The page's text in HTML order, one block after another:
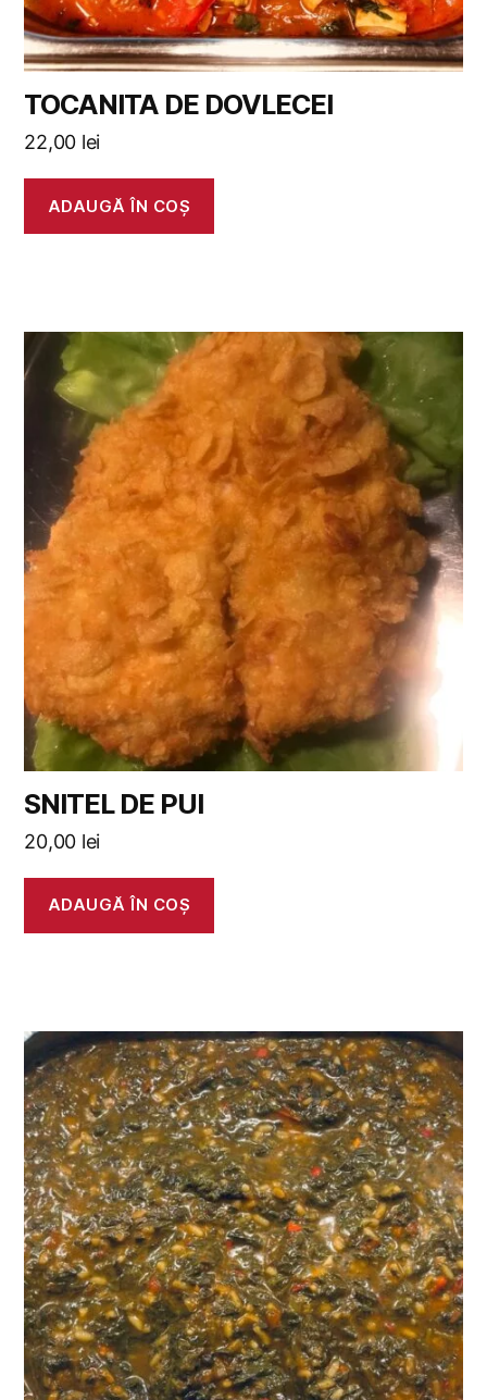
TOCANITA DE DOVLECEI
22,00 lei
ADAUGĂ ÎN COȘ
SNITEL DE PUI
20,00 lei
ADAUGĂ ÎN COȘ